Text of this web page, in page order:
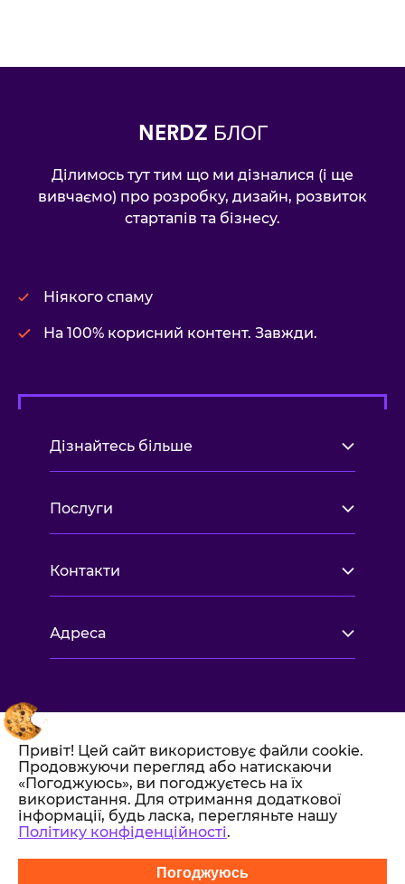
Привіт! Цей сайт використовує файли cookie.
Продовжуючи перегляд або натискаючи
«Погоджуюсь», ви погоджуєтесь на їх
використання. Для отримання додаткової
інформації, будь ласка, перегляньте нашу
Політику конфіденційності.
Погоджуюсь
NERDZ БЛОГ
Ділимось тут тим що ми дізналися (і ще
вивчаємо) про розробку, дизайн, розвиток
стартапів та бізнесу.
Ніякого спаму
На 100% корисний контент. Завжди.
Дізнайтесь більше
Послуги
Контакти
Адреса
Всі права захищені 2017-2026.
Політика конфіденційності